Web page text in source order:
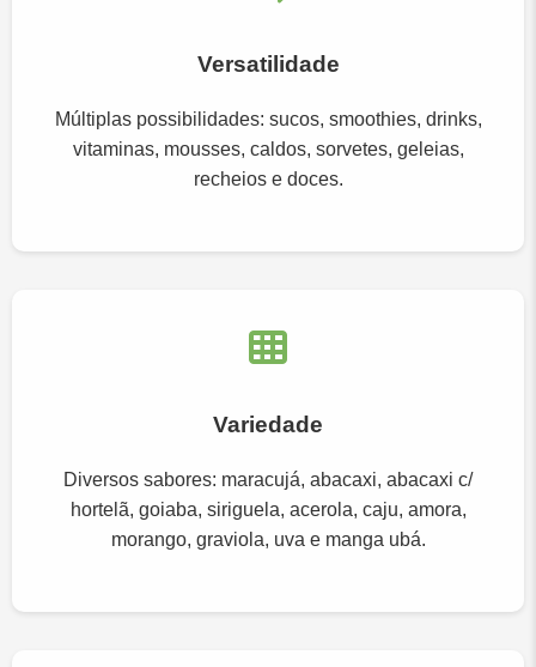
Versatilidade
Múltiplas possibilidades: sucos, smoothies, drinks,
vitaminas, mousses, caldos, sorvetes, geleias,
recheios e doces.
Variedade
Diversos sabores: maracujá, abacaxi, abacaxi c/
hortelã, goiaba, siriguela, acerola, caju, amora,
morango, graviola, uva e manga ubá.